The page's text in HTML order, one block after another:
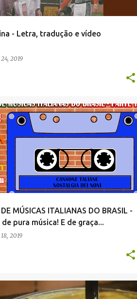
- Letra, tradução e vídeo
2019
MÚSICAS ITALIANAS DO BRASIL -
pura música! E de graça...
2019
LEITORES FÁBIO DALLÓ TALIAN